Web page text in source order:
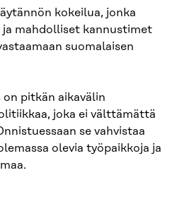
kokeilua, jonka
mahdolliset kannustimet
suomalaisen
pitkän aikavälin
joka ei välttämättä
se vahvistaa
olevia työpaikkoja ja